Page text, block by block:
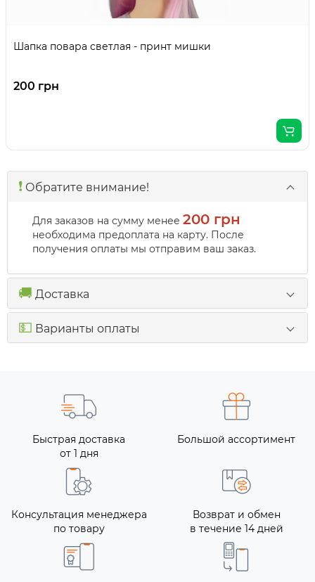
Шапка повара светлая - принт мишки
200 грн
❗️ Обратите внимание!
Для заказов на сумму менее 200 грн
необходима предоплата на карту. После
получения оплаты мы отправим ваш заказ.
🚚 Доставка
💵 Варианты оплаты
Быстрая доставка
от 1 дня
Большой ассортимент
Консультация менеджера
по товару
Возврат и обмен
в течение 14 дней